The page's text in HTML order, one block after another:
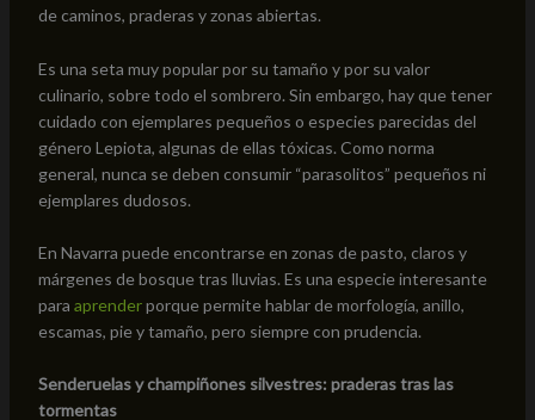
de caminos, praderas y zonas abiertas.
Es una seta muy popular por su tamaño y por su valor
culinario, sobre todo el sombrero. Sin embargo, hay que tener
cuidado con ejemplares pequeños o especies parecidas del
género Lepiota, algunas de ellas tóxicas. Como norma
general, nunca se deben consumir “parasolitos” pequeños ni
ejemplares dudosos.
En Navarra puede encontrarse en zonas de pasto, claros y
márgenes de bosque tras lluvias. Es una especie interesante
para aprenderporque permite hablar de morfología, anillo,
escamas, pie y tamaño, pero siempre con prudencia.
Senderuelas y champiñones silvestres: praderas tras las
tormentas